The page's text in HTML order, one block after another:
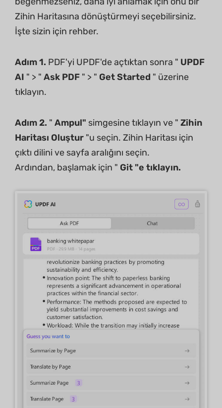
Zihin Haritasına dönüştürmeyi seçebilirsiniz.
İşte sizin için rehber.
Adım 1. PDF'yi UPDF'de açtıktan sonra " UPDF
AI " > " Ask PDF " > " Get Started " üzerine
tıklayın.
Adım 2. " Ampul" simgesine tıklayın ve " Zihin
Haritası Oluştur "u seçin. Zihin Haritası için
çıktı dilini ve sayfa aralığını seçin.
Ardından, başlamak için " Git "e tıklayın.